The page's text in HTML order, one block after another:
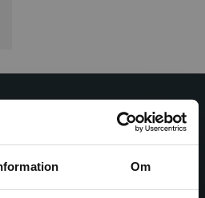
Om
1963 och är idag Sveriges
Med läromedel, kurslitteratur,
och digitala